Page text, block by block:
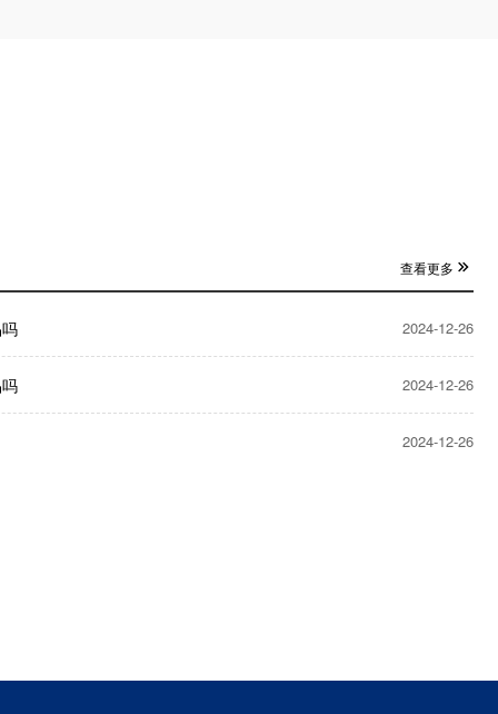
查看更多
2024-12-26
2024-12-26
2024-12-26